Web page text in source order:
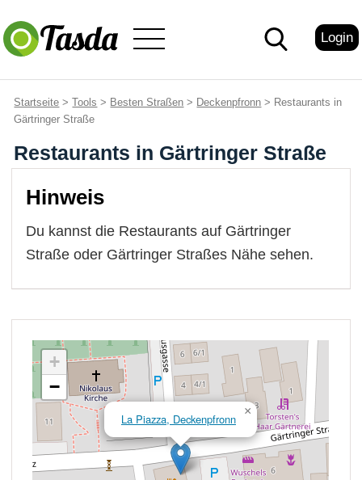
Login
Startseite >Tools > Besten Straßen > Deckenpfronn > Restaurants in
Gärtringer Straße
Restaurants in Gärtringer Straße
Hinweis
Du kannst die Restaurants auf Gärtringer
Straße oder Gärtringer Straßes Nähe sehen.